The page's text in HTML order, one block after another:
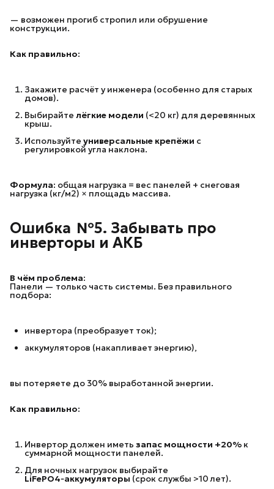
— возможен прогиб стропил или обрушение
конструкции.
Как правильно:
Закажите расчёт у инженера (особенно для старых
домов).
Выбирайте лёгкие модели (<20 кг) для деревянных
крыш.
Используйте универсальные крепёжи с
регулировкой угла наклона.
Формула: общая нагрузка = вес панелей + снеговая
нагрузка (кг/м2) × площадь массива.
Ошибка  №5. Забывать про
инверторы и АКБ
В чём проблема:
Панели — только часть системы. Без правильного
подбора:
инвертора (преобразует ток);
аккумуляторов (накапливает энергию),
вы потеряете до 30% выработанной энергии.
Как правильно:
Инвертор должен иметь запас мощности +20% к
суммарной мощности панелей.
Для ночных нагрузок выбирайте
LiFePO4‑аккумуляторы (срок службы >10 лет).